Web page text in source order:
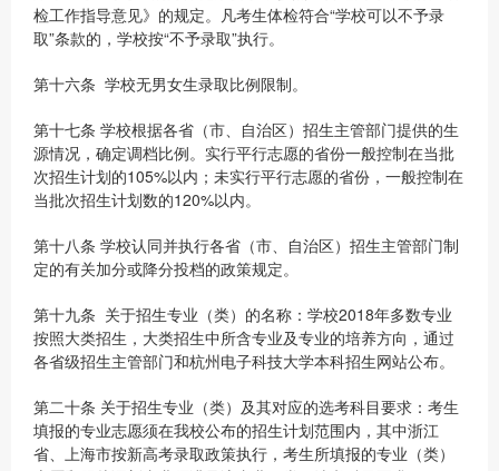
检工作指导意见》的规定。凡考生体检符合“学校可以不予录
取”条款的，学校按“不予录取”执行。
第十六条 学校无男女生录取比例限制。
第十七条 学校根据各省（市、自治区）招生主管部门提供的生
源情况，确定调档比例。实行平行志愿的省份一般控制在当批
次招生计划的105%以内；未实行平行志愿的省份，一般控制在
当批次招生计划数的120%以内。
第十八条 学校认同并执行各省（市、自治区）招生主管部门制
定的有关加分或降分投档的政策规定。
第十九条 关于招生专业（类）的名称：学校2018年多数专业
按照大类招生，大类招生中所含专业及专业的培养方向，通过
各省级招生主管部门和杭州电子科技大学本科招生网站公布。
第二十条 关于招生专业（类）及其对应的选考科目要求：考生
填报的专业志愿须在我校公布的招生计划范围内，其中浙江
省、上海市按新高考录取政策执行，考生所填报的专业（类）